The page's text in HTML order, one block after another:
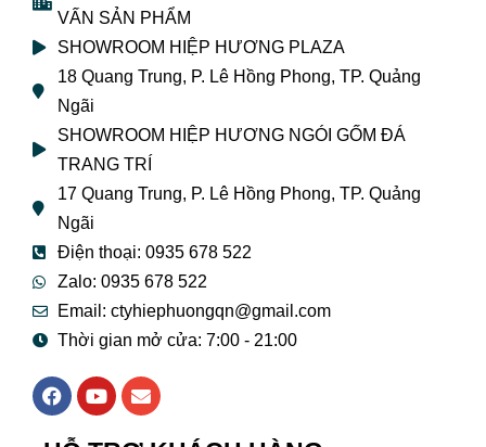
VẤN SẢN PHẨM
SHOWROOM HIỆP HƯƠNG PLAZA
18 Quang Trung, P. Lê Hồng Phong, TP. Quảng
Ngãi
SHOWROOM HIỆP HƯƠNG NGÓI GỐM ĐÁ
TRANG TRÍ
17 Quang Trung, P. Lê Hồng Phong, TP. Quảng
Ngãi
Điện thoại: 0935 678 522
Zalo: 0935 678 522
Email: ctyhiephuongqn@gmail.com
Thời gian mở cửa: 7:00 - 21:00
F
a
Y
o
E
n